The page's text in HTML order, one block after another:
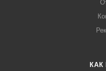
КАК